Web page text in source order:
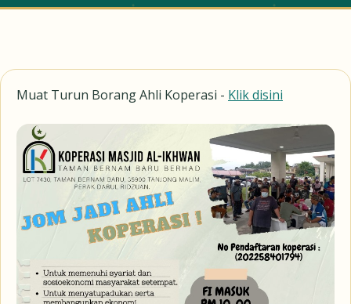
Muat Turun Borang Ahli Koperasi - Klik disini